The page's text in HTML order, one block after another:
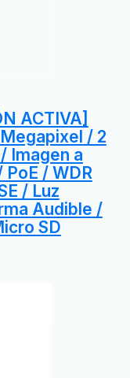
ACTIVA]
/ 2
Imagen a
/ WDR
/ Luz
Audible /
SD